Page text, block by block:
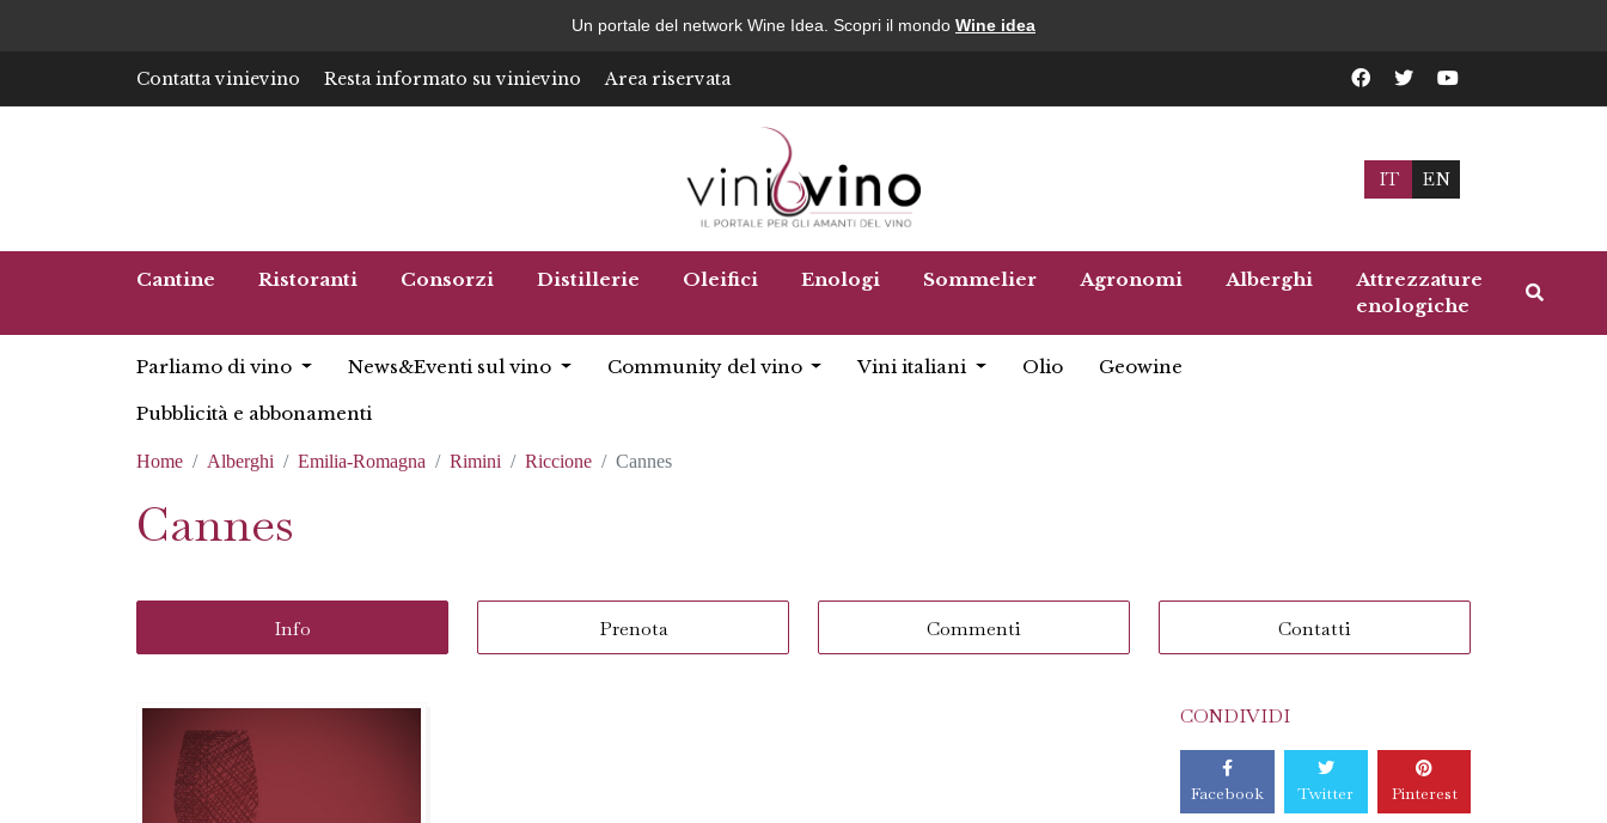
Un portale del network Wine Idea. Scopri il mondo Wine idea
Contatta vinievino Resta informato su vinievino Area riservata
IT EN
Cantine Ristoranti Consorzi Distillerie Oleifici Enologi Sommelier Agronomi Alberghi
Attrezzature
enologiche
Parliamo di vino News&Eventi sul vino Community del vino Vini italiani Olio Geowine
Pubblicità e abbonamenti
Home Alberghi Emilia-Romagna Rimini Riccione Cannes
Cannes
Info Prenota Commenti Contatti
CONDIVIDI
Facebook Twitter Pinterest